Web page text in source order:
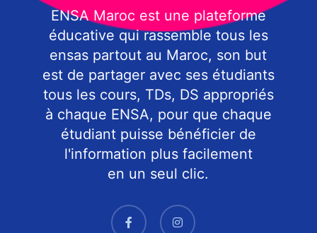
ENSA Maroc est une plateforme
éducative qui rassemble tous les
ensas partout au Maroc, son but
est de partager avec ses étudiants
tous les cours, TDs, DS appropriés
à chaque ENSA, pour que chaque
étudiant puisse bénéficier de
l'information plus facilement
en un seul clic.